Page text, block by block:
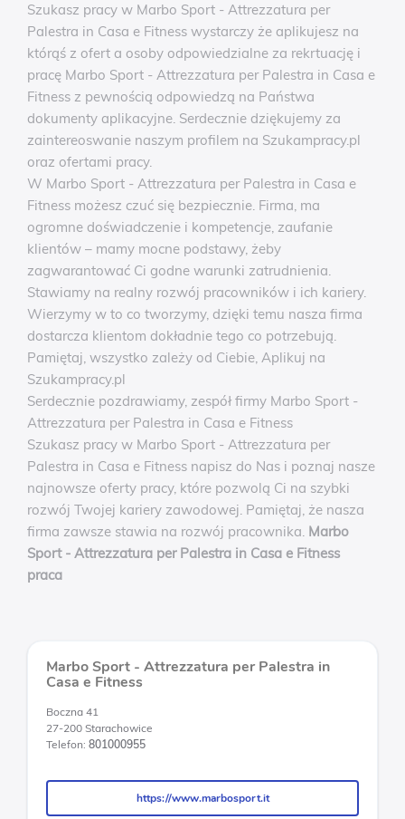
Szukasz pracy w Marbo Sport - Attrezzatura per
Palestra in Casa e Fitness wystarczy że aplikujesz na
którąś z ofert a osoby odpowiedzialne za rekrtuację i
pracę Marbo Sport - Attrezzatura per Palestra in Casa e
Fitness z pewnością odpowiedzą na Państwa
dokumenty aplikacyjne. Serdecznie dziękujemy za
zaintereoswanie naszym profilem na Szukampracy.pl
oraz ofertami pracy.
W Marbo Sport - Attrezzatura per Palestra in Casa e
Fitness możesz czuć się bezpiecznie. Firma, ma
ogromne doświadczenie i kompetencje, zaufanie
klientów – mamy mocne podstawy, żeby
zagwarantować Ci godne warunki zatrudnienia.
Stawiamy na realny rozwój pracowników i ich kariery.
Wierzymy w to co tworzymy, dzięki temu nasza firma
dostarcza klientom dokładnie tego co potrzebują.
Pamiętaj, wszystko zależy od Ciebie, Aplikuj na
Szukampracy.pl
Serdecznie pozdrawiamy, zespół firmy Marbo Sport -
Attrezzatura per Palestra in Casa e Fitness
Szukasz pracy w Marbo Sport - Attrezzatura per
Palestra in Casa e Fitness napisz do Nas i poznaj nasze
najnowsze oferty pracy, które pozwolą Ci na szybki
rozwój Twojej kariery zawodowej. Pamiętaj, że nasza
firma zawsze stawia na rozwój pracownika. Marbo
Sport - Attrezzatura per Palestra in Casa e Fitness
praca
Marbo Sport - Attrezzatura per Palestra in
Casa e Fitness
Boczna 41
27-200 Starachowice
Telefon: 801000955
https://www.marbosport.it
https://www.marbosport.it